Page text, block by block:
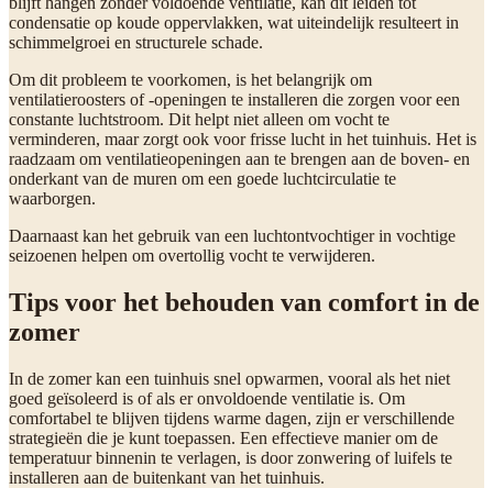
condensatie op koude oppervlakken, wat uiteindelijk resulteert in
schimmelgroei en structurele schade.
Om dit probleem te voorkomen, is het belangrijk om
ventilatieroosters of -openingen te installeren die zorgen voor een
constante luchtstroom. Dit helpt niet alleen om vocht te
verminderen, maar zorgt ook voor frisse lucht in het tuinhuis. Het is
raadzaam om ventilatieopeningen aan te brengen aan de boven- en
onderkant van de muren om een goede luchtcirculatie te
waarborgen.
Daarnaast kan het gebruik van een luchtontvochtiger in vochtige
seizoenen helpen om overtollig vocht te verwijderen.
Tips voor het behouden van comfort in de
zomer
In de zomer kan een tuinhuis snel opwarmen, vooral als het niet
goed geïsoleerd is of als er onvoldoende ventilatie is. Om
comfortabel te blijven tijdens warme dagen, zijn er verschillende
strategieën die je kunt toepassen. Een effectieve manier om de
temperatuur binnenin te verlagen, is door zonwering of luifels te
installeren aan de buitenkant van het tuinhuis.